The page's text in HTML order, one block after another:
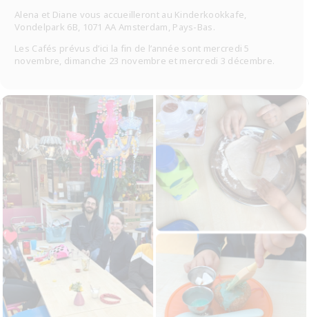
Alena et Diane vous accueilleront au Kinderkookkafe,
Vondelpark 6B, 1071 AA Amsterdam, Pays-Bas.
Les Cafés prévus d’ici la fin de l’année sont mercredi 5
novembre, dimanche 23 novembre et mercredi 3 décembre.